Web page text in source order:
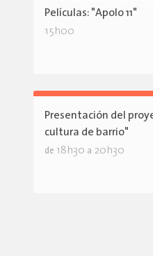
Películas: "Apolo 11"
15h00
Presentación del
cultura de barrio"
de 18h30 a 20h30